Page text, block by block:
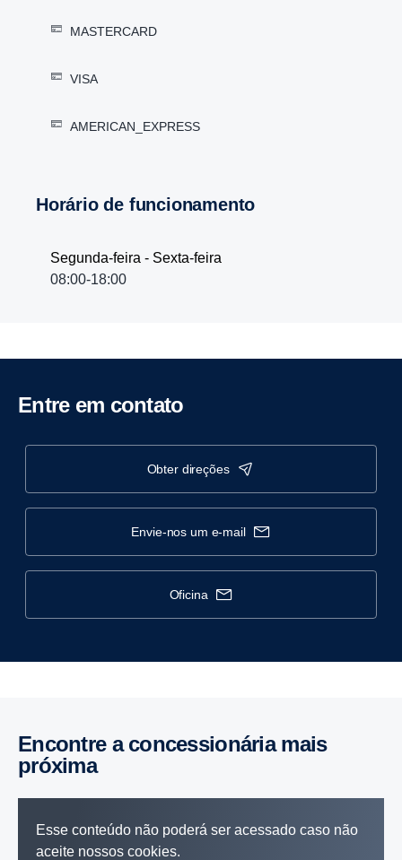
MASTERCARD
VISA
AMERICAN_EXPRESS
Horário de funcionamento
Segunda-feira - Sexta-feira
08:00-18:00
Entre em contato
obter direções
envie-nos um e-mail
oficina
Encontre a concessionária mais
próxima
Esse conteúdo não poderá ser acessado caso não
aceite nossos cookies.